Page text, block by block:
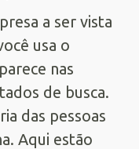
a ser vista
usa o
nas
de busca.
das pessoas
Aqui estão